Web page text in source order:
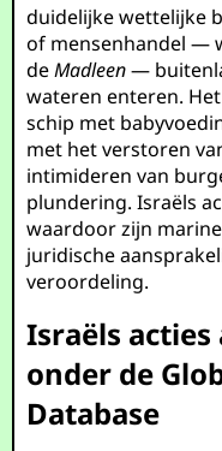
duidelijke wettelijke
of mensenhandel —
deMadleen—
wateren enteren.
schip met
met het verstoren
intimideren van
plundering. Israëls
waardoor zijn
juridische
veroordeling.
Israëls
onder de
Database